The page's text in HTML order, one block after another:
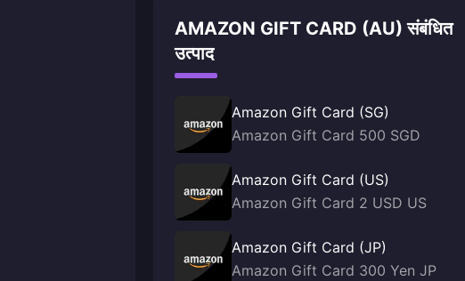
AMAZON GIFT CARD (AU) संबंधित
उत्पाद
Amazon Gift Card (SG)
Amazon Gift Card 500 SGD
Amazon Gift Card (US)
Amazon Gift Card 2 USD US
Amazon Gift Card (JP)
Amazon Gift Card 300 Yen JP